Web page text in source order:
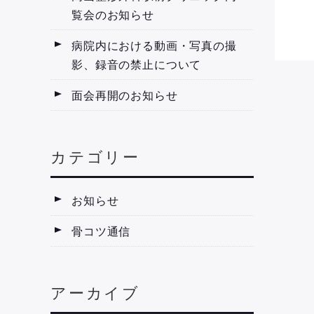
覧会のお知らせ
病院内における動画・写真の撮
影、録音の禁止について
面会再開のお知らせ
カテゴリー
お知らせ
骨コツ通信
アーカイブ